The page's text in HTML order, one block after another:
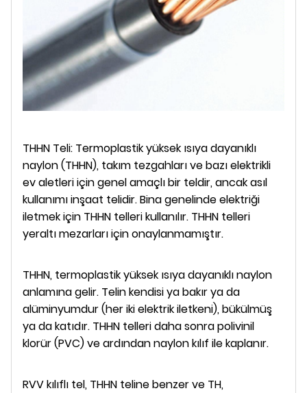
THHN Teli: Termoplastik yüksek ısıya dayanıklı
naylon (THHN), takım tezgahları ve bazı elektrikli
ev aletleri için genel amaçlı bir teldir, ancak asıl
kullanımı inşaat telidir. Bina genelinde elektriği
iletmek için THHN telleri kullanılır. THHN telleri
yeraltı mezarları için onaylanmamıştır.
THHN, termoplastik yüksek ısıya dayanıklı naylon
anlamına gelir. Telin kendisi ya bakır ya da
alüminyumdur (her iki elektrik iletkeni), bükülmüş
ya da katıdır. THHN telleri daha sonra polivinil
klorür (PVC) ve ardından naylon kılıf ile kaplanır.
RVV kılıflı tel, THHN teline benzer ve TH,